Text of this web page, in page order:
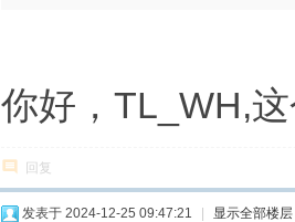
你好，TL_WH,
回复
发表于 2024-12-25 09:47:21 显示全部楼层